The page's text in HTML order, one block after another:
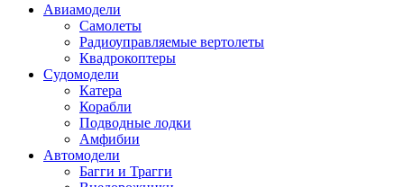
Авиамодели
Самолеты
Радиоуправляемые вертолеты
Квадрокоптеры
Судомодели
Катера
Корабли
Подводные лодки
Амфибии
Автомодели
Багги и Трагги